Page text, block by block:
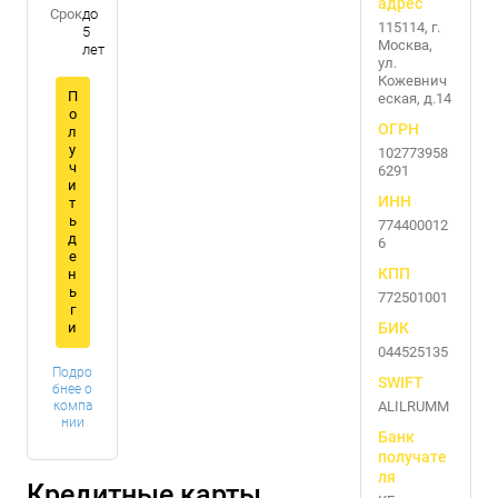
Срокдо
5
лет
П
о
л
у
ч
и
т
ь
д
е
н
ь
г
и
Подро
бнее о
компа
нии
115114, г.
Москва,
ул.
Кожевнич
еская, д.14
ОГРН
102773958
6291
ИНН
774400012
6
КПП
772501001
БИК
044525135
SWIFT
ALILRUMM
Банк
получате
ля